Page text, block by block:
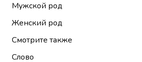
Мужской род
Женский род
Смотрите также
Слово